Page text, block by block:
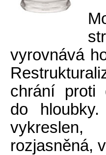
vyrovnává
chrání proti
do
rozjasněná,